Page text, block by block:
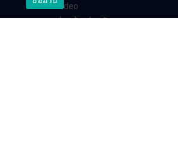
Video
ร่วมด้วยช่วยกัน